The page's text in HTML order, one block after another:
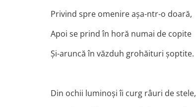
Privind spre omenire aşa-ntr-o doară,
Apoi se prind în horă numai de copite
Şi-aruncă în văzduh grohăituri şoptite.
Din ochii luminoşi îi curg râuri de stele,